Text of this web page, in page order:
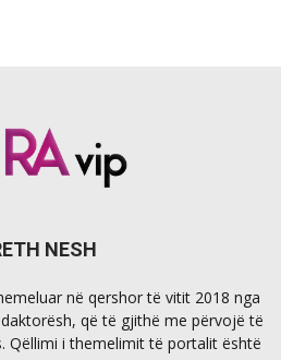
NESH
në qershor të vitit 2018 nga
që të gjithë me përvojë të
Qëllimi i themelimit të portalit është